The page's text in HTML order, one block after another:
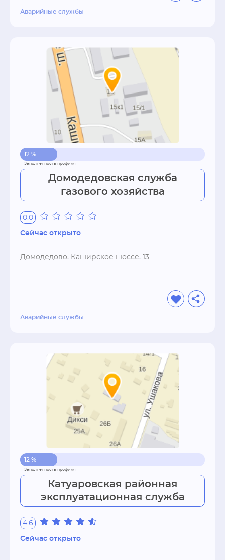
Аварийные службы
12 %
Домодедовская служба
газового хозяйства
0.0
Сейчас открыто
Домодедово, Каширское шоссе, 13
Аварийные службы
12 %
Катуаровская районная
эксплуатационная служба
4.6
Сейчас открыто